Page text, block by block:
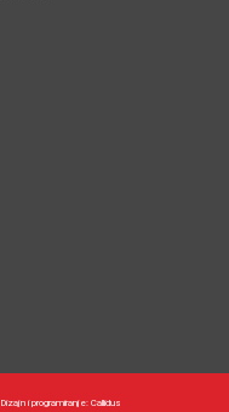
Dizajn i programiranje: Callidus